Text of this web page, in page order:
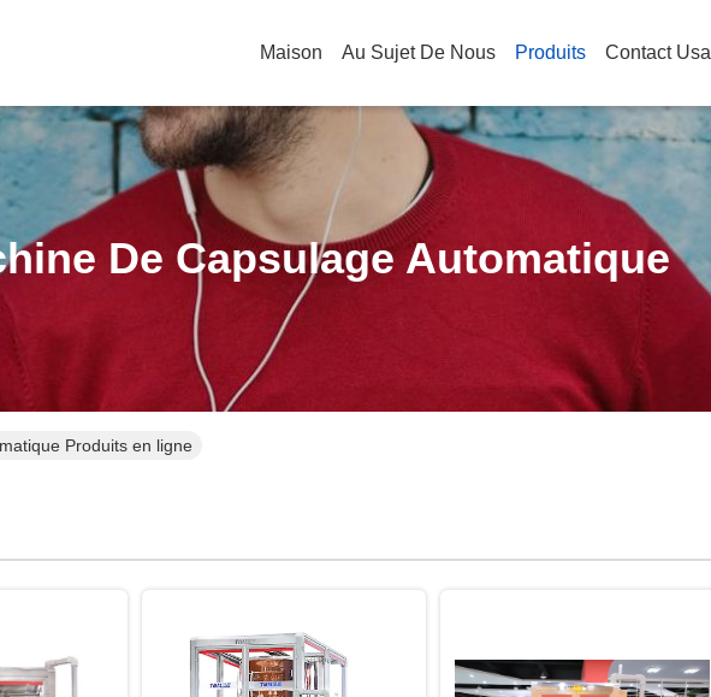
Maison Au Sujet De Nous Produits Contact Usa
De Capsulage Automatique
Produits en ligne